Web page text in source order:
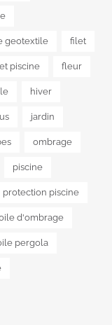
geotextile filet
piscine fleur
hiver
jardin
ombrage
piscine
protection piscine
d'ombrage
pergola